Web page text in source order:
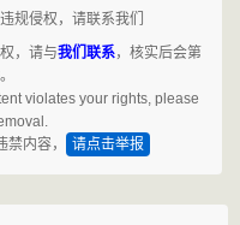
规侵权，请联系我们
，请与我们联系，核实后会第
violates your rights, please
内容，
请点击举报